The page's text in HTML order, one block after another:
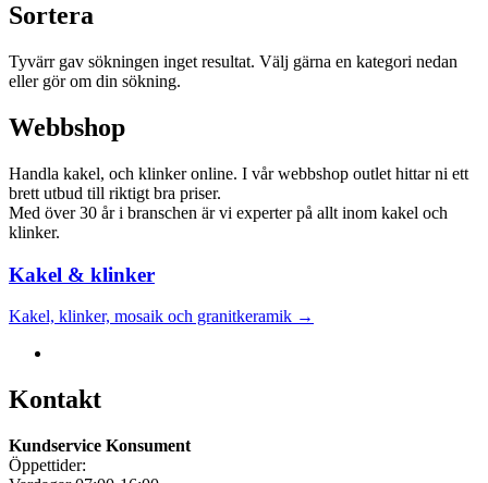
Sortera
Tyvärr gav sökningen inget resultat. Välj gärna en kategori nedan
eller gör om din sökning.
Webbshop
Handla kakel, och klinker online. I vår webbshop outlet hittar ni ett
brett utbud till riktigt bra priser.
Med över 30 år i branschen är vi experter på allt inom kakel och
klinker.
Kakel & klinker
Kakel, klinker, mosaik och granitkeramik →
Kontakt
Kundservice Konsument
Öppettider: